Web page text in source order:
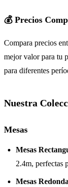
💰 Precios
Compara precios
mejor valor para tu
para diferentes
Nuestra
Mesas
Mesas
2.4m, perfectas
Mesas